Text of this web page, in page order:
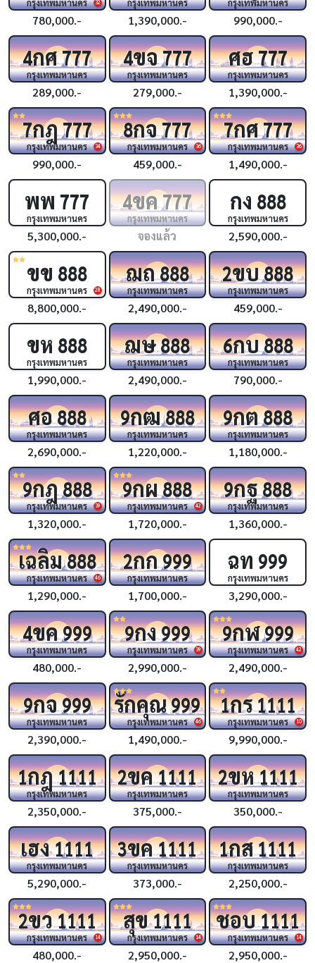
32
กรุงเทพมหานคร
780,000.-
กรุงเทพมหานคร
1,390,000.-
กรุงเทพมหานคร
990,000.-
4กศ777
กรุงเทพมหานคร
289,000.-
4ขจ777
กรุงเทพมหานคร
279,000.-
ศฮ777
กรุงเทพมหานคร
1,390,000.-
34
7กฎ777
กรุงเทพมหานคร
990,000.-
36
8กจ777
กรุงเทพมหานคร
459,000.-
36
7กศ777
กรุงเทพมหานคร
1,490,000.-
พพ 777
กรุงเทพมหานคร
5,300,000.-
4ขค777
กรุงเทพมหานคร
จองแล้ว
กง 888
กรุงเทพมหานคร
2,590,000.-
28
ขข 888
กรุงเทพมหานคร
8,800,000.-
ฌถ888
กรุงเทพมหานคร
2,490,000.-
2ขบ888
กรุงเทพมหานคร
459,000.-
ขห 888
กรุงเทพมหานคร
1,990,000.-
ฌษ888
กรุงเทพมหานคร
2,490,000.-
6กบ888
กรุงเทพมหานคร
790,000.-
ศอ888
กรุงเทพมหานคร
2,690,000.-
9กฒ888
กรุงเทพมหานคร
1,220,000.-
9กต888
กรุงเทพมหานคร
1,180,000.-
39
9กฎ888
กรุงเทพมหานคร
1,320,000.-
42
9กผ888
กรุงเทพมหานคร
1,720,000.-
9กฐ888
กรุงเทพมหานคร
1,360,000.-
46
เฉลิม888
กรุงเทพมหานคร
1,290,000.-
2กก999
กรุงเทพมหานคร
1,700,000.-
ฉท 999
กรุงเทพมหานคร
3,290,000.-
4ขค999
กรุงเทพมหานคร
480,000.-
39
9กง999
กรุงเทพมหานคร
2,990,000.-
42
9กฬ999
กรุงเทพมหานคร
2,490,000.-
9กจ999
กรุงเทพมหานคร
2,390,000.-
46
รักคุณ999
กรุงเทพมหานคร
1,490,000.-
10
1กร1111
กรุงเทพมหานคร
9,990,000.-
1กฎ1111
กรุงเทพมหานคร
2,350,000.-
2ขค1111
กรุงเทพมหานคร
375,000.-
2ขห1111
กรุงเทพมหานคร
350,000.-
เฮง1111
กรุงเทพมหานคร
5,290,000.-
3ขค1111
กรุงเทพมหานคร
373,000.-
1กส1111
กรุงเทพมหานคร
2,250,000.-
14
2ขว1111
กรุงเทพมหานคร
480,000.-
14
สุข1111
กรุงเทพมหานคร
2,950,000.-
14
ชอบ1111
กรุงเทพมหานคร
2,950,000.-